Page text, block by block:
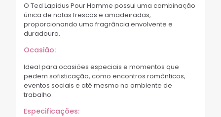
O Ted Lapidus Pour Homme possui uma combinação
única de notas frescas e amadeiradas,
proporcionando uma fragrância envolvente e
duradoura.
Ocasião:
Ideal para ocasiões especiais e momentos que
pedem sofisticação, como encontros românticos,
eventos sociais e até mesmo no ambiente de
trabalho.
Especificações: